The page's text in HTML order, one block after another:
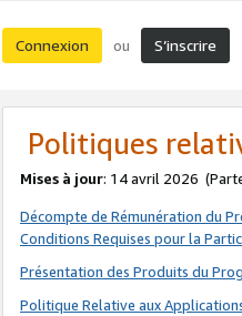
Connexion ou S’inscrire
Politiques
Mises à jour: 14 avril 2026
Décompte de Rémunération du
Conditions Requises pour la
Présentation des Produits du
Politique Relative aux